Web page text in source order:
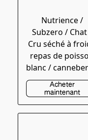
Nutrience /
Subzero /
Cru séché à
repas de
blanc /
Acheter
maintenant